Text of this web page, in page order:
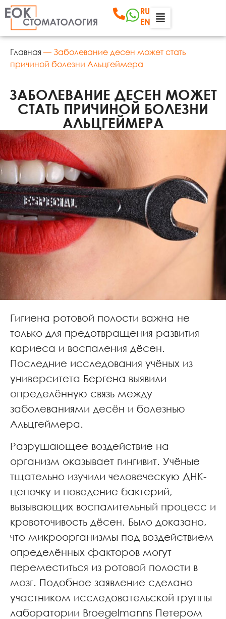
RU
EN
Главная — Заболевание десен может стать
причиной болезни Альцгеймера
ЗАБОЛЕВАНИЕ ДЕСЕН МОЖЕТ
СТАТЬ ПРИЧИНОЙ БОЛЕЗНИ
АЛЬЦГЕЙМЕРА
Гигиена ротовой полости важна не
только для предотвращения развития
кариеса и воспаления дёсен.
Последние исследования учёных из
университета Бергена выявили
определённую связь между
заболеваниями десён и болезнью
Альцгеймера.
Разрушающее воздействие на
организм оказывает гингивит. Учёные
тщательно изучили человеческую ДНК-
цепочку и поведение бактерий,
вызывающих воспалительный процесс и
кровоточивость дёсен. Было доказано,
что микроорганизмы под воздействием
определённых факторов могут
переместиться из ротовой полости в
мозг. Подобное заявление сделано
участником исследовательской группы
лаборатории Broegelmanns Петером